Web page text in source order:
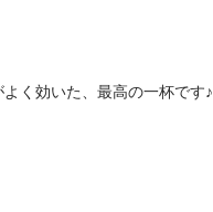
く効いた、最高の一杯です♪